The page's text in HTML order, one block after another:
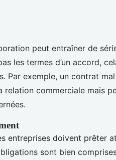
peut entraîner de
les termes d’un accord,
Par exemple, un contrat
commerciale mais
entreprises doivent prêter
sont bien